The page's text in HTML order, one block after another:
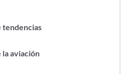
tendencias
la aviación